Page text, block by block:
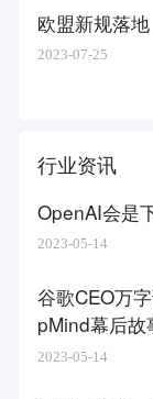
欧盟新规落
2023-07-25
行业资讯
OpenAI会是
2023-05-14
谷歌CEO万
pMind幕后故
2023-05-14